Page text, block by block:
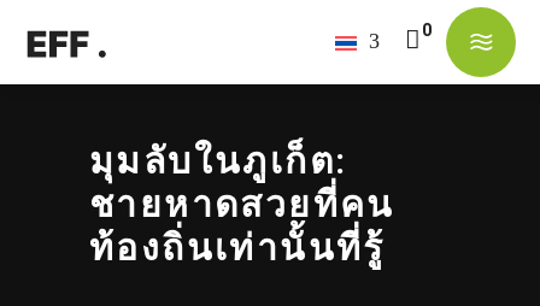
มุมลับในภูเก็ต:
ชายหาดสวยที่คน
ท้องถิ่นเท่านั้นที่รู้